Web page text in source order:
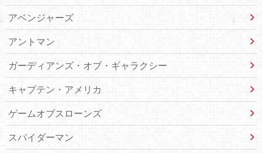
アベンジャーズ
アントマン
ガーディアンズ・オブ・ギャラクシー
キャプテン・アメリカ
ゲームオブスローンズ
スパイダーマン